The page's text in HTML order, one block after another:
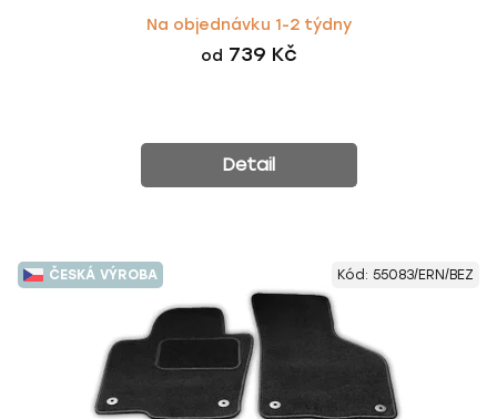
Na objednávku 1-2 týdny
od 739 Kč
Detail
ČESKÁ VÝROBA Kód: 55083/ERN/BEZ